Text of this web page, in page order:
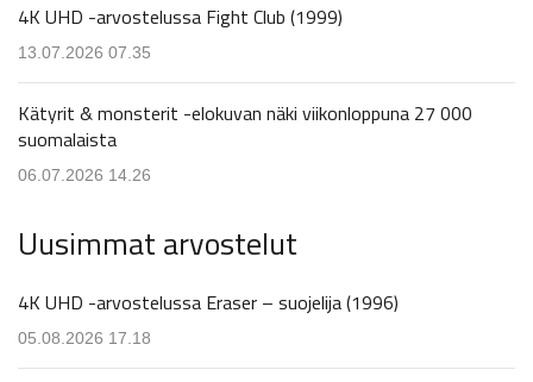
4K UHD -arvostelussa Fight Club (1999)
13.07.2026 07.35
Kätyrit & monsterit -elokuvan näki viikonloppuna 27 000
suomalaista
06.07.2026 14.26
Uusimmat arvostelut
4K UHD -arvostelussa Eraser – suojelija (1996)
05.08.2026 17.18